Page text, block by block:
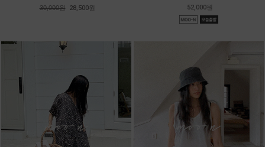
30,000원 28,500원
52,000원